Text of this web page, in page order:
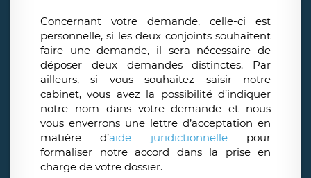
Concernant votre demande, celle-ci est
personnelle, si les deux conjoints souhaitent
faire une demande, il sera nécessaire de
déposer deux demandes distinctes. Par
ailleurs, si vous souhaitez saisir notre
cabinet, vous avez la possibilité d’indiquer
notre nom dans votre demande et nous
vous enverrons une lettre d’acceptation en
matière d’aide juridictionnellepour
formaliser notre accord dans la prise en
charge de votre dossier.